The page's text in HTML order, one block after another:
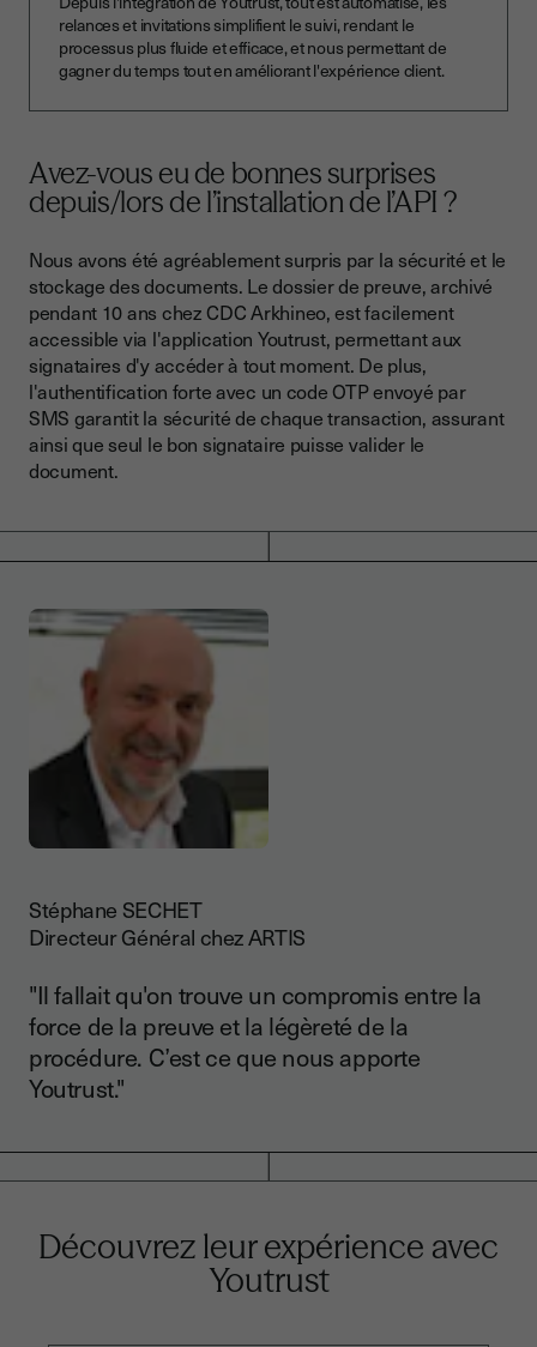
relances et invitations simplifient le suivi, rendant le
processus plus fluide et efficace, et nous permettant de
gagner du temps tout en améliorant l'expérience client.
Avez-vous eu de bonnes surprises
depuis/lors de l’installation de l’API ?
Nous avons été agréablement surpris par la sécurité et le
stockage des documents. Le dossier de preuve, archivé
pendant 10 ans chez CDC Arkhineo, est facilement
accessible via l'application Youtrust, permettant aux
signataires d'y accéder à tout moment. De plus,
l'authentification forte avec un code OTP envoyé par
SMS garantit la sécurité de chaque transaction, assurant
ainsi que seul le bon signataire puisse valider le
document.
Stéphane SECHET
Directeur Général chez ARTIS
"Il fallait qu'on trouve un compromis entre la
force de la preuve et la légèreté de la
procédure. C’est ce que nous apporte
Youtrust."
Découvrez leur expérience avec
Youtrust